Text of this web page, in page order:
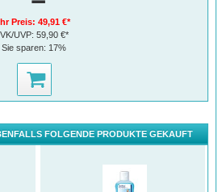
Preis:49,91 €*
VK/UVP: 59,90 €*
Sie sparen: 17%
FOLGENDE PRODUKTE GEKAUFT